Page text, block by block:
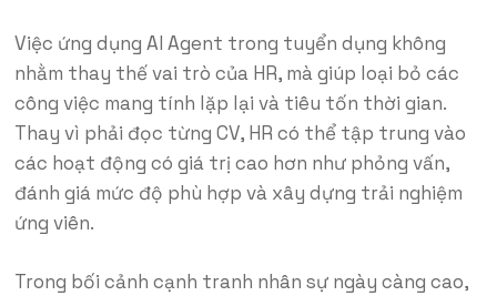
Việc ứng dụng AI Agent trong tuyển dụng không
nhằm thay thế vai trò của HR, mà giúp loại bỏ các
công việc mang tính lặp lại và tiêu tốn thời gian.
Thay vì phải đọc từng CV, HR có thể tập trung vào
các hoạt động có giá trị cao hơn như phỏng vấn,
đánh giá mức độ phù hợp và xây dựng trải nghiệm
ứng viên.
Trong bối cảnh cạnh tranh nhân sự ngày càng cao,